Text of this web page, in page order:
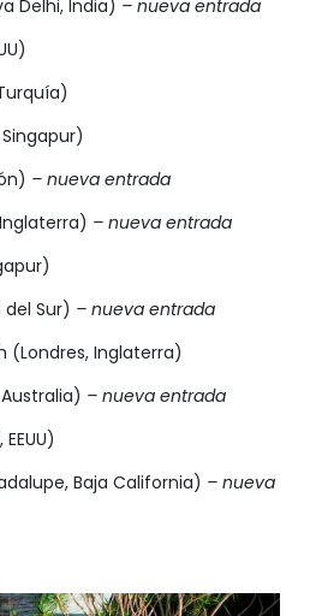
Delhi, India) – nueva entrada
– nueva entrada
– nueva entrada
Sur) – nueva entrada
(Londres, Inglaterra)
– nueva entrada
Baja California) – nueva